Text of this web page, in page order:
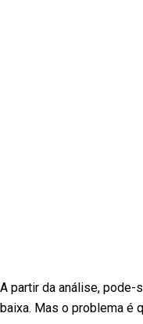
A partir da análise,
baixa. Mas o problema é